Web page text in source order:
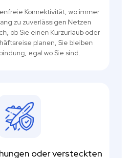
Konnektivität, wo immer
zu zuverlässigen Netzen
ob Sie einen Kurzurlaub oder
planen, Sie bleiben
egal wo Sie sind.
oder versteckten